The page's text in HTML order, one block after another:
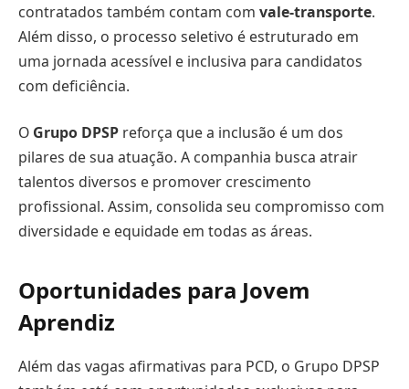
contratados também contam com vale-transporte.
Além disso, o processo seletivo é estruturado em
uma jornada acessível e inclusiva para candidatos
com deficiência.
O Grupo DPSP reforça que a inclusão é um dos
pilares de sua atuação. A companhia busca atrair
talentos diversos e promover crescimento
profissional. Assim, consolida seu compromisso com
diversidade e equidade em todas as áreas.
Oportunidades para Jovem
Aprendiz
Além das vagas afirmativas para PCD, o Grupo DPSP